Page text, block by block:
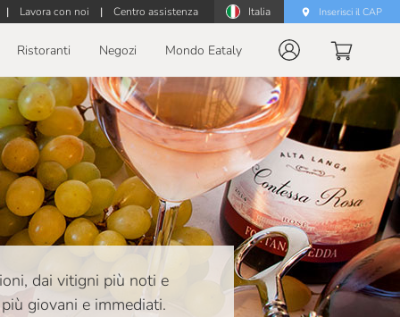
| Lavora con noi | Centro assistenza Italia Inserisci il CAP
Ristoranti Negozi Mondo Eataly
dai vitigni più noti e
giovani e immediati.